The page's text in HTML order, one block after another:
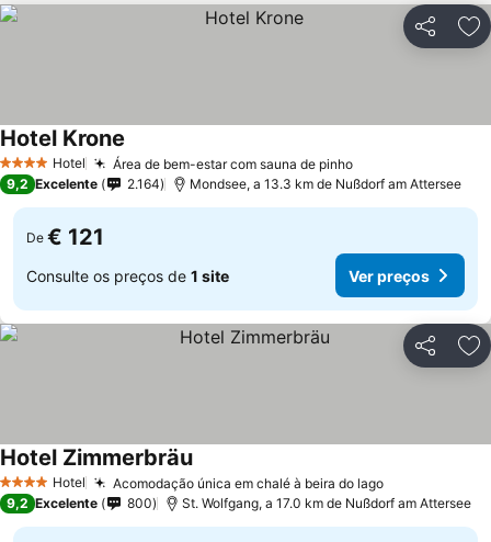
Partilhar
4 EstrelasHotel Área de bem-estar com sauna de pinho
Hotel Krone
9,2 Excelente 2.164 Mondsee, a 13.3 km de Nußdorf am Attersee
De € 121
Consulte os preços de 1 site Ver preços
Partilhar
4 EstrelasHotel Acomodação única em chalé à beira do lago
Hotel Zimmerbräu
9,2 Excelente 800 St. Wolfgang, a 17.0 km de Nußdorf am Attersee